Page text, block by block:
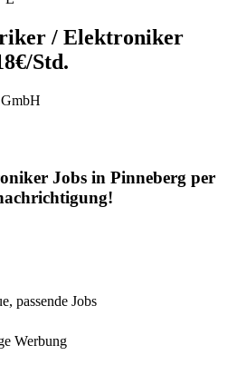
/ Elektroniker
Std.
Jobs in Pinneberg per
passende Jobs
Werbung